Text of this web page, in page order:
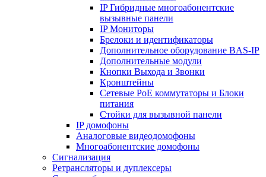
IP Гибридные многоабонентские
вызывные панели
IP Мониторы
Брелоки и идентификаторы
Дополнительное оборудование BAS-IP
Дополнительные модули
Кнопки Выхода и Звонки
Кронштейны
Сетевые PoE коммутаторы и Блоки
питания
Стойки для вызывной панели
IP домофоны
Аналоговые видеодомофоны
Многоабонентские домофоны
Сигнализация
Ретрансляторы и дуплексеры